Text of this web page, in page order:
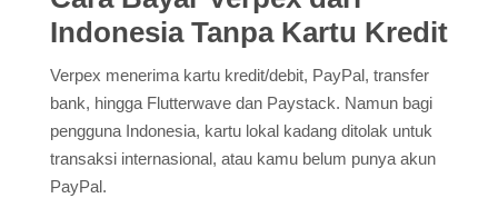
Indonesia Tanpa Kartu Kredit
Verpex menerima kartu kredit/debit, PayPal, transfer
bank, hingga Flutterwave dan Paystack. Namun bagi
pengguna Indonesia, kartu lokal kadang ditolak untuk
transaksi internasional, atau kamu belum punya akun
PayPal.